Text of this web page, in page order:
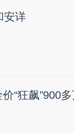
安详
“狂飙”900